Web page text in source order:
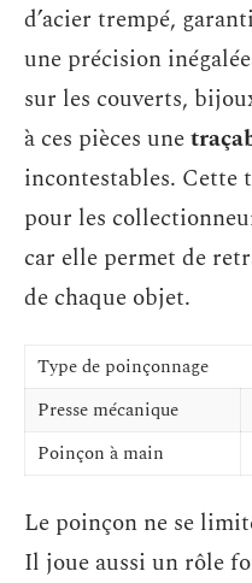
d’acier trempé,
une précision
sur les couverts,
à ces pièces une
incontestables. Cette
pour les
car elle permet de
de chaque objet.
Type de poinçonnage
Presse mécanique
Poinçon à main
Le poinçon ne se
Il joue aussi un rôle